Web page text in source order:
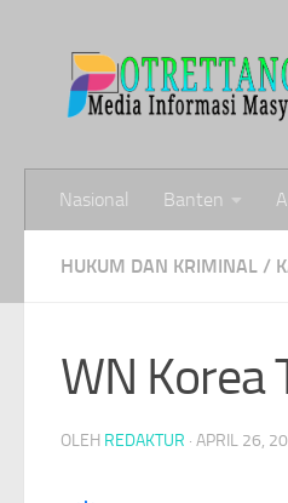
Nasional Banten
HUKUM DAN KRIMINAL /
WN Korea
OLEH REDAKTUR · APRIL 26,